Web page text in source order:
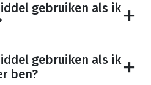
gebruiken als ik
gebruiken als ik
ben?